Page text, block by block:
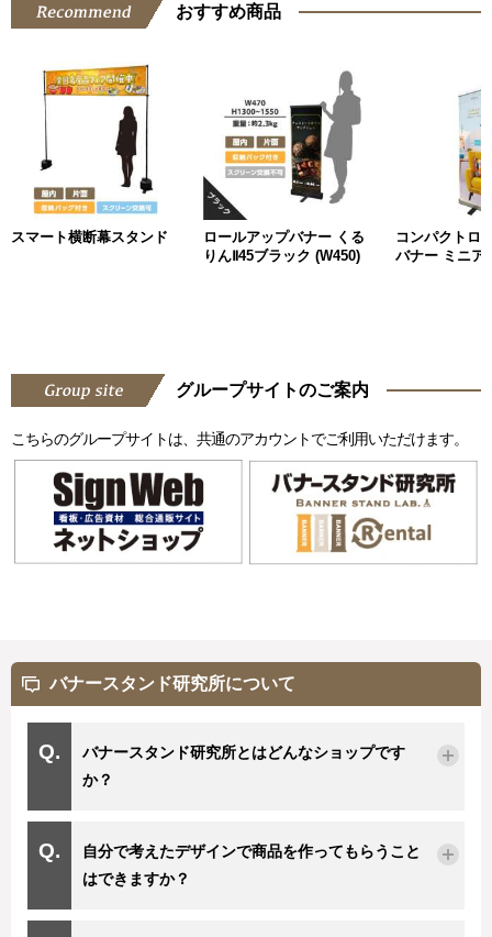
おすすめ商品
スマート横断幕スタンド
ロールアップバナー くる
りんⅡ45ブラック (W450)
コンパクトロ
バナー ミニア
グループサイトのご案内
こちらのグループサイトは、共通のアカウントでご利用いただけます。
バナースタンド研究所について
バナースタンド研究所とはどんなショップです
か？
自分で考えたデザインで商品を作ってもらうこと
はできますか？